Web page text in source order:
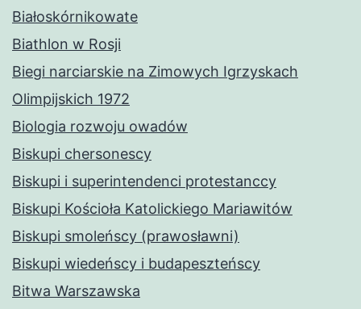
Białoskórnikowate
Biathlon w Rosji
Biegi narciarskie na Zimowych Igrzyskach
Olimpijskich 1972
Biologia rozwoju owadów
Biskupi chersonescy
Biskupi i superintendenci protestanccy
Biskupi Kościoła Katolickiego Mariawitów
Biskupi smoleńscy (prawosławni)
Biskupi wiedeńscy i budapeszteńscy
Bitwa Warszawska